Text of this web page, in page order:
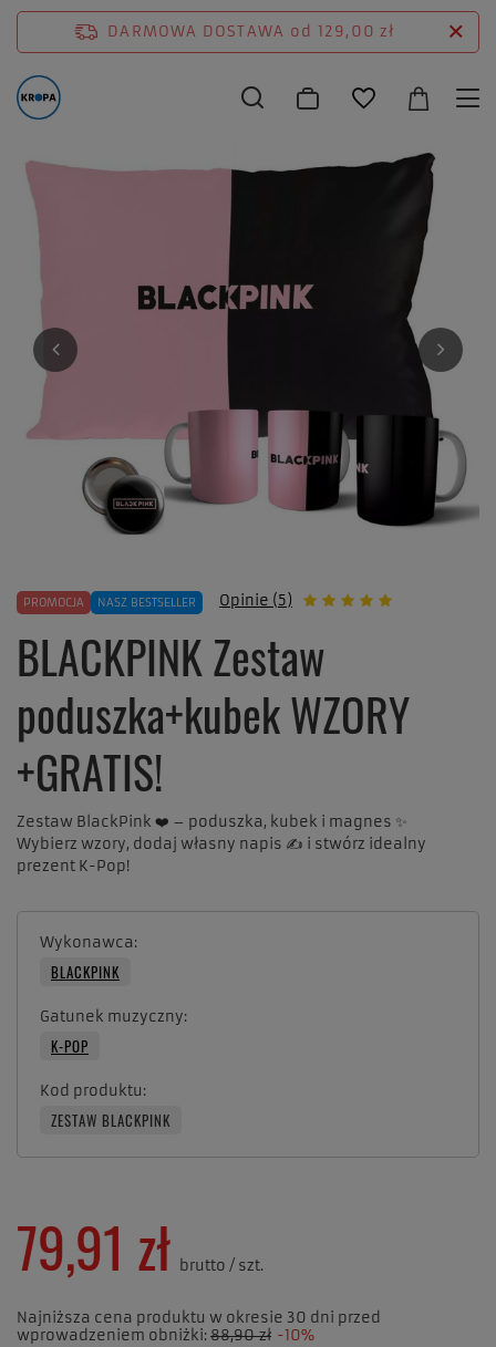
DARMOWA DOSTAWA od 129,00 zł
PROMOCJA NASZ BESTSELLER Opinie (5)
BLACKPINK Zestaw
poduszka+kubek WZORY
+GRATIS!
Zestaw BlackPink ❤️ – poduszka, kubek i magnes ✨
Wybierz wzory, dodaj własny napis ✍️ i stwórz idealny
prezent K-Pop!
Wykonawca
BLACKPINK
Gatunek muzyczny
K-POP
Kod produktu
ZESTAW BLACKPINK
79,91 zł brutto / szt.
Najniższa cena produktu w okresie 30 dni przed
wprowadzeniem obniżki:88,90 zł -10%